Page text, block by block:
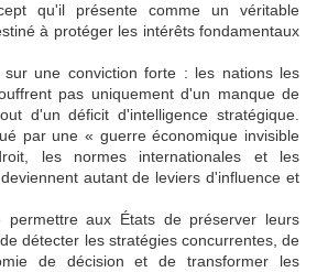
qu'il présente comme un véritable
à protéger les intérêts fondamentaux
une conviction forte : les nations les
pas uniquement d'un manque de
d'un déficit d'intelligence stratégique.
par une « guerre économique invisible
les normes internationales et les
autant de leviers d'influence et
permettre aux États de préserver leurs
détecter les stratégies concurrentes, de
de décision et de transformer les